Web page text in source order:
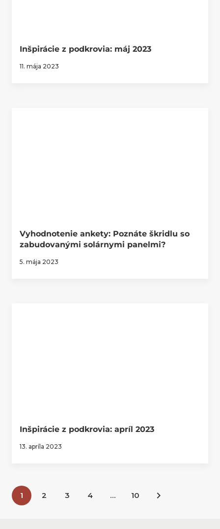
Inšpirácie z podkrovia: máj 2023
11. mája 2023
Vyhodnotenie ankety: Poznáte škridlu so
zabudovanými solárnymi panelmi?
5. mája 2023
Inšpirácie z podkrovia: apríl 2023
13. apríla 2023
1 2 3 4 … 10